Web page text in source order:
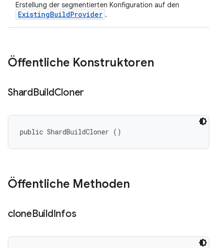
Erstellung der segmentierten Konfiguration auf den
ExistingBuildProvider .
Öffentliche Konstruktoren
ShardBuildCloner
public ShardBuildCloner ()
Öffentliche Methoden
cloneBuildInfos